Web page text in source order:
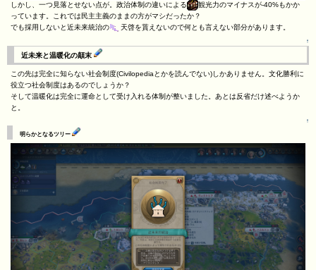
しかし、一つ見落とせない点が。政治体制の違いによる
観光力のマイナスが-40%もかか
っています。これでは民主主義のままの方がマシだったか？
でも採用しないと近未来統治の
天啓を貰えないので何とも言えない部分があります。
↑
近未来と温暖化の顛末
この先は完全に知らない社会制度(Civilopediaとかを読んでない)しかありません。文化勝利に
役立つ社会制度はあるのでしょうか？
そして温暖化は完全に運命として受け入れる体制が整いました。あとは反省だけ述べようか
と。
↑
明らかとなるツリー